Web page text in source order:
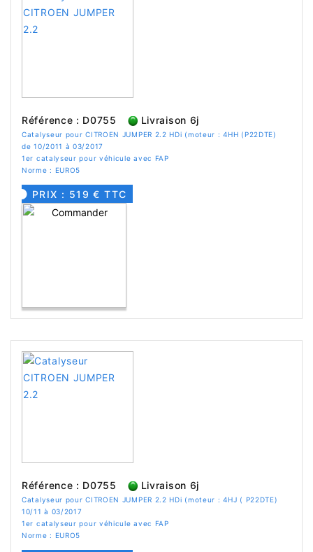
Référence : D0755 Livraison 6j
Catalyseur pour CITROEN JUMPER 2.2 HDi (moteur : 4HH (P22DTE)
de 10/2011 à 03/2017
1er catalyseur pour véhicule avec FAP
Norme : EURO5
PRIX : 519 € TTC
Référence : D0755 Livraison 6j
Catalyseur pour CITROEN JUMPER 2.2 HDi (moteur : 4HJ ( P22DTE)
10/11 à 03/2017
1er catalyseur pour véhicule avec FAP
Norme : EURO5